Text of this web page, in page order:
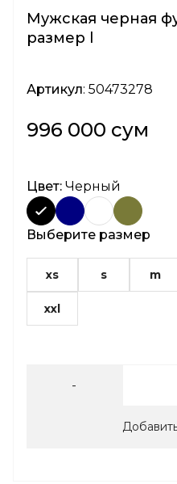
Мужская черная
размер l
Артикул: 50473278
996 000 сум
Цвет: Черный
Выберите размер
xs s m
xxl
-